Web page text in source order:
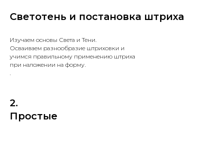
Светотень и постановка штриха
Изучаем основы Света и Тени.
Осваиваем разнообразие штриховки и
учимся правильному применению штриха
при наложении на форму.
2.
Простые